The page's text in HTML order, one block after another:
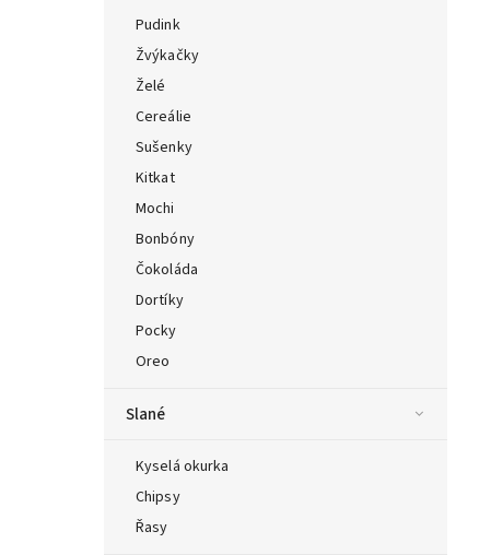
Pudink
Žvýkačky
Želé
Cereálie
Sušenky
Kitkat
Mochi
Bonbóny
Čokoláda
Dortíky
Pocky
Oreo
Slané
Kyselá okurka
Chipsy
Řasy